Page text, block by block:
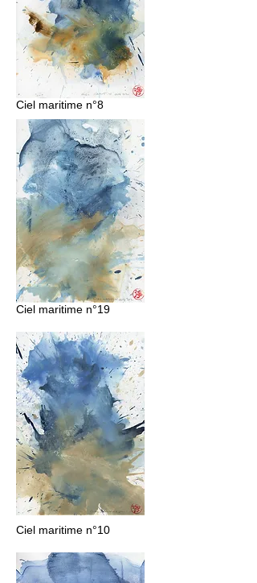
Ciel maritime n°8
Ciel maritime n°19
Ciel maritime n°10